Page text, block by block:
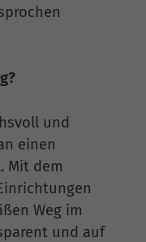
und
einen
Mit dem
Weg im
und auf